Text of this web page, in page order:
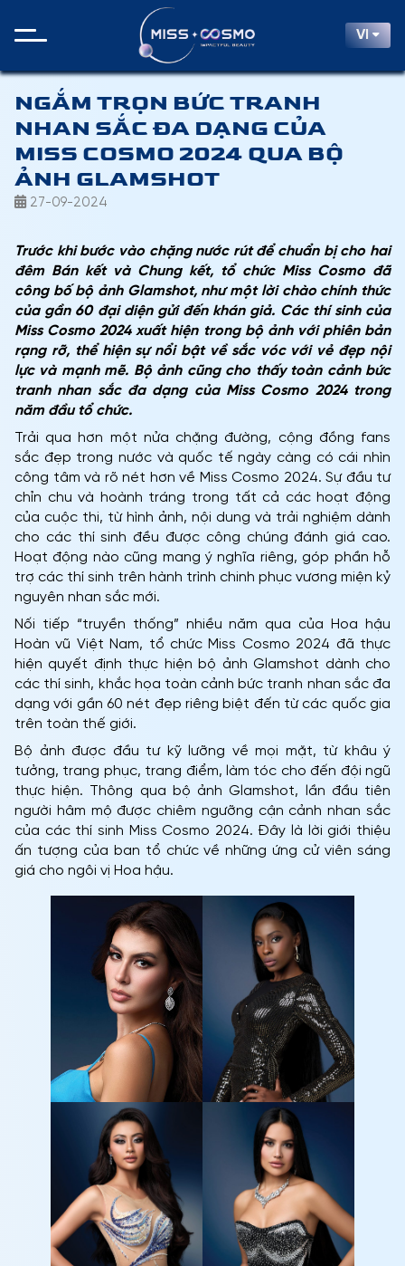
VI
NGẮM TRỌN BỨC TRANH
NHAN SẮC ĐA DẠNG CỦA
MISS COSMO 2024 QUA BỘ
ẢNH GLAMSHOT
27-09-2024
Trước khi bước vào chặng nước rút để chuẩn bị cho hai
đêm Bán kết và Chung kết, tổ chức Miss Cosmo đã
công bố bộ ảnh Glamshot, như một lời chào chính thức
của gần 60 đại diện gửi đến khán giả. Các thí sinh của
Miss Cosmo 2024 xuất hiện trong bộ ảnh với phiên bản
rạng rỡ, thể hiện sự nổi bật về sắc vóc với vẻ đẹp nội
lực và mạnh mẽ. Bộ ảnh cũng cho thấy toàn cảnh bức
tranh nhan sắc đa dạng của Miss Cosmo 2024 trong
năm đầu tổ chức.
Trải qua hơn một nửa chặng đường, cộng đồng fans
sắc đẹp trong nước và quốc tế ngày càng có cái nhìn
công tâm và rõ nét hơn về Miss Cosmo 2024. Sự đầu tư
chỉn chu và hoành tráng trong tất cả các hoạt động
của cuộc thi, từ hình ảnh, nội dung và trải nghiệm dành
cho các thí sinh đều được công chúng đánh giá cao.
Hoạt động nào cũng mang ý nghĩa riêng, góp phần hỗ
trợ các thí sinh trên hành trình chinh phục vương miện kỷ
nguyên nhan sắc mới.
Nối tiếp “truyền thống” nhiều năm qua của Hoa hậu
Hoàn vũ Việt Nam, tổ chức Miss Cosmo 2024 đã thực
hiện quyết định thực hiện bộ ảnh Glamshot dành cho
các thí sinh, khắc họa toàn cảnh bức tranh nhan sắc đa
dạng với gần 60 nét đẹp riêng biệt đến từ các quốc gia
trên toàn thế giới.
Bộ ảnh được đầu tư kỹ lưỡng về mọi mặt, từ khâu ý
tưởng, trang phục, trang điểm, làm tóc cho đến đội ngũ
thực hiện. Thông qua bộ ảnh Glamshot, lần đầu tiên
người hâm mộ được chiêm ngưỡng cận cảnh nhan sắc
của các thí sinh Miss Cosmo 2024. Đây là lời giới thiệu
ấn tượng của ban tổ chức về những ứng cử viên sáng
giá cho ngôi vị Hoa hậu.